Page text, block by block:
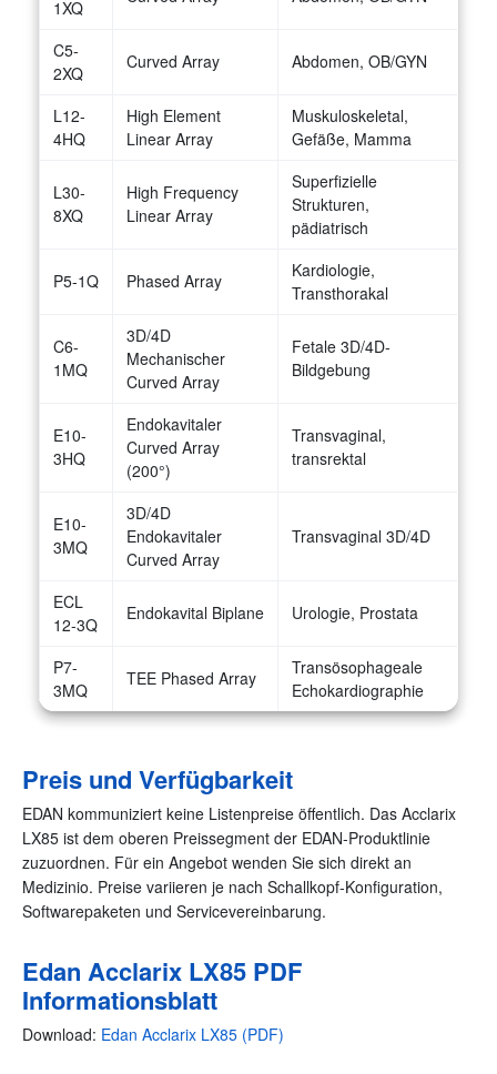
1XQ
C5-
2XQ
Curved Array Abdomen, OB/GYN
L12-
4HQ
High Element
Linear Array
Muskuloskeletal,
Gefäße, Mamma
L30-
8XQ
High Frequency
Linear Array
Superfizielle
Strukturen,
pädiatrisch
P5-1Q Phased Array
Kardiologie,
Transthorakal
C6-
1MQ
3D/4D
Mechanischer
Curved Array
Fetale 3D/4D-
Bildgebung
E10-
3HQ
Endokavitaler
Curved Array
(200°)
Transvaginal,
transrektal
E10-
3MQ
3D/4D
Endokavitaler
Curved Array
Transvaginal 3D/4D
ECL
12-3Q
Endokavital Biplane Urologie, Prostata
P7-
3MQ
TEE Phased Array
Transösophageale
Echokardiographie
Preis und Verfügbarkeit
EDAN kommuniziert keine Listenpreise öffentlich. Das Acclarix
LX85 ist dem oberen Preissegment der EDAN-Produktlinie
zuzuordnen. Für ein Angebot wenden Sie sich direkt an
Medizinio. Preise variieren je nach Schallkopf-Konfiguration,
Softwarepaketen und Servicevereinbarung.
Edan Acclarix LX85 PDF
Informationsblatt
Download: Edan Acclarix LX85 (PDF)